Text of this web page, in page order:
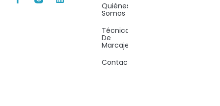
Quiénes
Somos
Técnicas
De
Marcaje
Contacto